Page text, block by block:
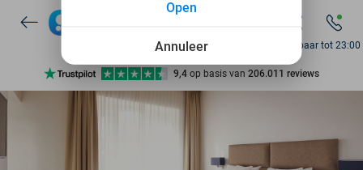
7 dagen per week beschikbaar
10+ miljoen leden
9,4 op basis van 206.011 reviews
Ontdek 15.000+ deals
10+ miljoen leden
Bereikbaar tot 23:00
Annuleer
Open